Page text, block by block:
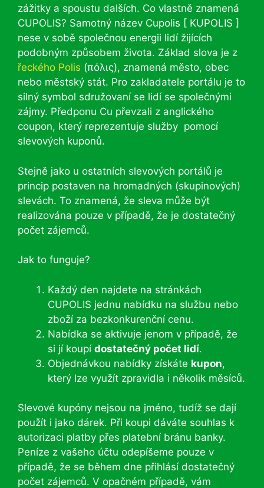
zážitky a spoustu dalších. Co vlastně znamená
CUPOLIS? Samotný název Cupolis [ KUPOLIS ]
nese v sobě společnou energii lidí žijících
podobným způsobem života. Základ slova je z
řeckého Polis (πόλις), znamená město, obec
nebo městský stát. Pro zakladatele portálu je to
silný symbol sdružovaní se lidí se společnými
zájmy. Předponu Cu převzali z anglického
coupon, který reprezentuje služby pomocí
slevových kuponů.
Stejně jako u ostatních slevových portálů je
princip postaven na hromadných (skupinových)
slevách. To znamená, že sleva může být
realizována pouze v případě, že je dostatečný
počet zájemců.
Jak to funguje?
Každý den najdete na stránkách
CUPOLIS jednu nabídku na službu nebo
zboží za bezkonkurenční cenu.
Nabídka se aktivuje jenom v případě, že
si jí koupí dostatečný počet lidí.
Objednávkou nabídky získáte kupon,
který lze využít zpravidla i několik měsíců.
Slevové kupóny nejsou na jméno, tudíž se dají
použít i jako dárek. Při koupi dáváte souhlas k
autorizaci platby přes platební bránu banky.
Peníze z vašeho účtu odepíšeme pouze v
případě, že se během dne přihlásí dostatečný
počet zájemců. V opačném případě, vám